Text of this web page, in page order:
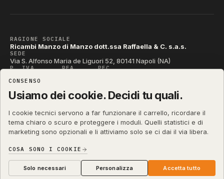
RAGIONE SOCIALE
Ricambi Manzo di Manzo dott.ssa Raffaella & C. s.a.s.
SEDE
Via S. Alfonso Maria de Liguori 52, 80141 Napoli (NA)
P. IVA REA PEC
CODICE SDI
T04ZHR3
shop.manzoricambi.it
Stefano Russo
Privacy & Cookie·Termini
Preferenze cookie
CONSENSO
Usiamo dei cookie. Decidi tu quali.
I cookie tecnici servono a far funzionare il carrello, ricordare il
tema chiaro o scuro e proteggere i moduli. Quelli statistici e di
marketing sono opzionali e li attiviamo solo se ci dai il via libera.
COSA SONO I COOKIE
Solo necessari Personalizza Accetta tutto